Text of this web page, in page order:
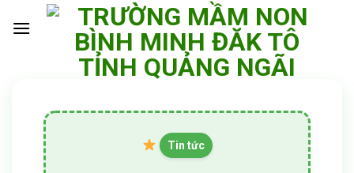
Tin tức